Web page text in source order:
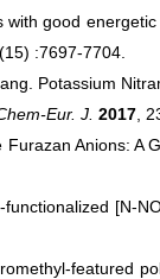
good
:7697-7704.
Potassium
Eur. J. 2017,
Anions: A
[N-
featured